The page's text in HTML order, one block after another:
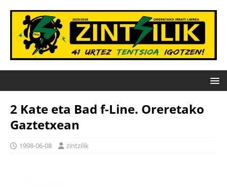
2 Kate eta Bad f-Line. Oreretako
Gaztetxean
1998-06-08 zintzilik